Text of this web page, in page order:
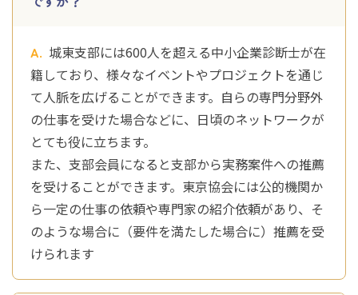
城東支部には600人を超える中小企業診断士が在
籍しており、様々なイベントやプロジェクトを通じ
て人脈を広げることができます。自らの専門分野外
の仕事を受けた場合などに、日頃のネットワークが
とても役に立ちます。
また、支部会員になると支部から実務案件への推薦
を受けることができます。東京協会には公的機関か
ら一定の仕事の依頼や専門家の紹介依頼があり、そ
のような場合に（要件を満たした場合に）推薦を受
けられます